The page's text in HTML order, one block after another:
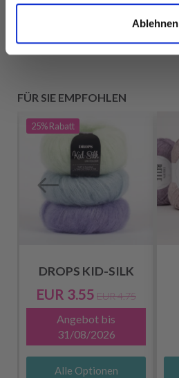
Ablehnen
FÜR SIE EMPFOHLEN
25%Rabatt
DROPS KID-SILK
EUR 3.55 EUR 4.75
Angebot bis
31/08/2026
Alle Optionen